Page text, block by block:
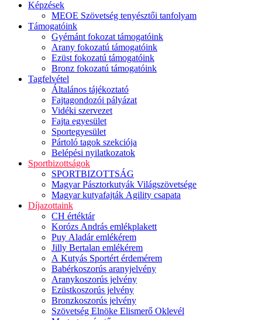
Képzések
MEOE Szövetség tenyésztői tanfolyam
Támogatóink
Gyémánt fokozat támogatóink
Arany fokozatú támogatóink
Ezüst fokozatú támogatóink
Bronz fokozatú támogatóink
Tagfelvétel
Általános tájékoztató
Fajtagondozói pályázat
Vidéki szervezet
Fajta egyesület
Sportegyesület
Pártoló tagok szekciója
Belépési nyilatkozatok
Sportbizottságok
SPORTBIZOTTSÁG
Magyar Pásztorkutyák Világszövetsége
Magyar kutyafajták Agility csapata
Díjazottaink
CH értéktár
Korózs András emlékplakett
Puy Aladár emlékérem
Jilly Bertalan emlékérem
A Kutyás Sportért érdemérem
Babérkoszorús aranyjelvény
Aranykoszorús jelvény
Ezüstkoszorús jelvény
Bronzkoszorús jelvény
Szövetség Elnöke Elismerő Oklevél